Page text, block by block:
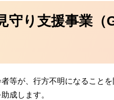
守り支援事業（
等が、行方不明になること
成します。